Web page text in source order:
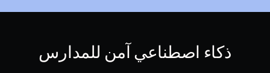
ذكاء اصطناعي آمن للمدارس